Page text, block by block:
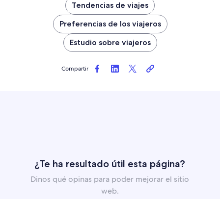
Tendencias de viajes
Preferencias de los viajeros
Estudio sobre viajeros
Compartir
¿Te ha resultado útil esta página?
Dinos qué opinas para poder mejorar el sitio
web.